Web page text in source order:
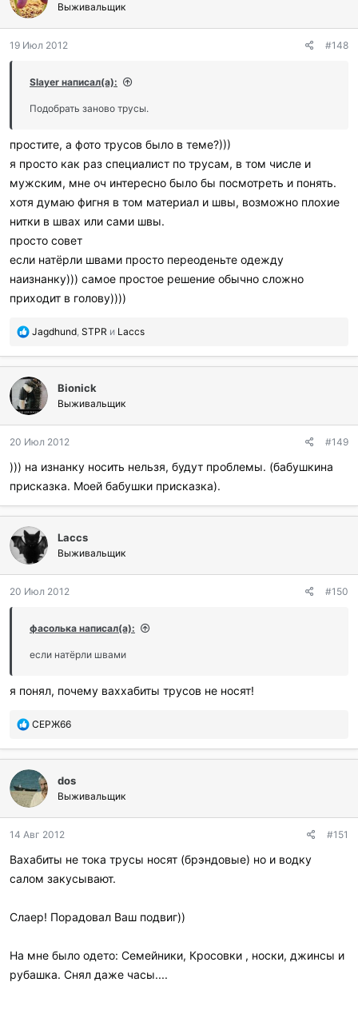
Выживальщик
19 Июл 2012 #148
Slayer написал(а):
Подобрать заново трусы.
простите, а фото трусов было в теме?)))
я просто как раз специалист по трусам, в том числе и
мужским, мне оч интересно было бы посмотреть и понять.
хотя думаю фигня в том материал и швы, возможно плохие
нитки в швах или сами швы.
просто совет
если натёрли швами просто переоденьте одежду
наизнанку))) самое простое решение обычно сложно
приходит в голову))))
П
б
л
а
г
о
а
и
л
и
:
Jagdhund, STPR и Laccs
Bionick
Выживальщик
20 Июл 2012 #149
))) на изнанку носить нельзя, будут проблемы. (бабушкина
присказка. Моей бабушки присказка).
Laccs
Выживальщик
20 Июл 2012 #150
фасолька написал(а):
если натёрли швами
я понял, почему ваххабиты трусов не носят!
П
б
л
а
г
о
а
и
л
СЕРЖ66
dos
Выживальщик
14 Авг 2012 #151
Вахабиты не тока трусы носят (брэндовые) но и водку
салом закусывают.
Слаер! Порадовал Ваш подвиг))
На мне было одето: Семейники, Кросовки , носки, джинсы и
рубашка. Снял даже часы....